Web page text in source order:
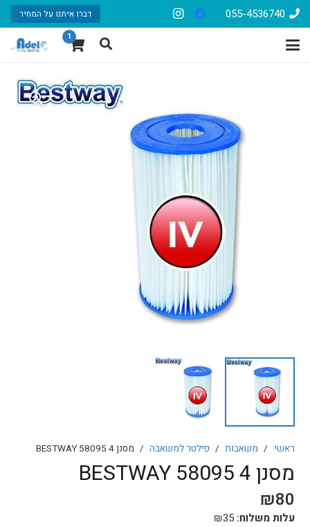
055-4536740 דברו איתנו על המחיר
1
ראשי / משאבות / פילטר למשאבה / מסנן 4 58095 BESTWAY
מסנן 4 58095 BESTWAY
₪80
עלות משלוח: ₪35